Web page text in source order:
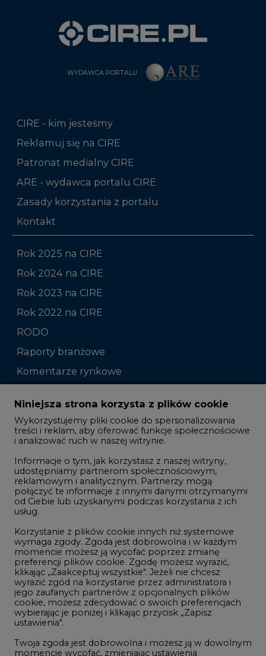
WYDAWCA PORTALU
CIRE - kim jesteśmy
Reklamuj się na CIRE
Patronat medialny CIRE
ARE - wydawca portalu CIRE
Zasady korzystania z portalu
Kontakt
Rok 2025 na CIRE
Rok 2024 na CIRE
Rok 2023 na CIRE
Rok 2022 na CIRE
RODO
Raporty branżowe
Komentarze rynkowe
Zmiany kadrowe na rynku
Studio CIRE
Rozmowy o energetyce
Gospodarka
Geopolityka
LTE450
Innowacje i AI
Telekomunikacja i IT
Handel emisjami CO2
Wodór
Górnictwo
Niniejsza strona korzysta z plików cookie
Wykorzystujemy pliki cookie do spersonalizowania
treści i reklam, aby oferować funkcje społecznościowe
i analizować ruch w naszej witrynie.
Informacje o tym, jak korzystasz z naszej witryny,
udostępniamy partnerom społecznościowym,
reklamowym i analitycznym. Partnerzy mogą
połączyć te informacje z innymi danymi otrzymanymi
od Ciebie lub uzyskanymi podczas korzystania z ich
usług.
Korzystanie z plików cookie innych niż systemowe
wymaga zgody. Zgoda jest dobrowolna i w każdym
momencie możesz ją wycofać poprzez zmianę
preferencji plików cookie. Zgodę możesz wyrazić,
klikając „Zaakceptuj wszystkie". Jeżeli nie chcesz
wyrazić zgód na korzystanie przez administratora i
jego zaufanych partnerów z opcjonalnych plików
cookie, możesz zdecydować o swoich preferencjach
wybierając je poniżej i klikając przycisk „Zapisz
ustawienia".
Twoja zgoda jest dobrowolna i możesz ją w dowolnym
momencie wycofać, zmieniając ustawienia